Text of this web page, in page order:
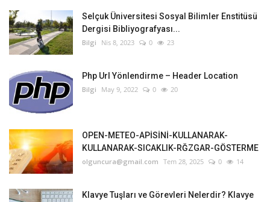
Selçuk Üniversitesi Sosyal Bilimler Enstitüsü
Dergisi Bibliyografyası...
Bilgi Nis 8, 2023 0 23
Php Url Yönlendirme – Header Location
Bilgi May 9, 2022 0 20
OPEN-METEO-APİSİNİ-KULLANARAK-
KULLANARAK-SICAKLIK-RĞZGAR-GÖSTERME
olguncura@gmail.com Tem 28, 2025 0 14
Klavye Tuşları ve Görevleri Nelerdir? Klavye